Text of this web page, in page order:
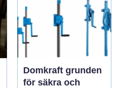
Domkraft grunden
för säkra och